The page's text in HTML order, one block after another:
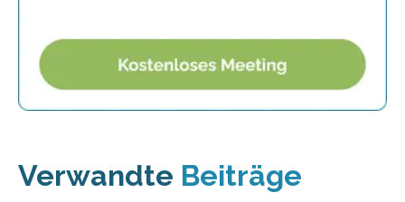
Verwandte Beiträge